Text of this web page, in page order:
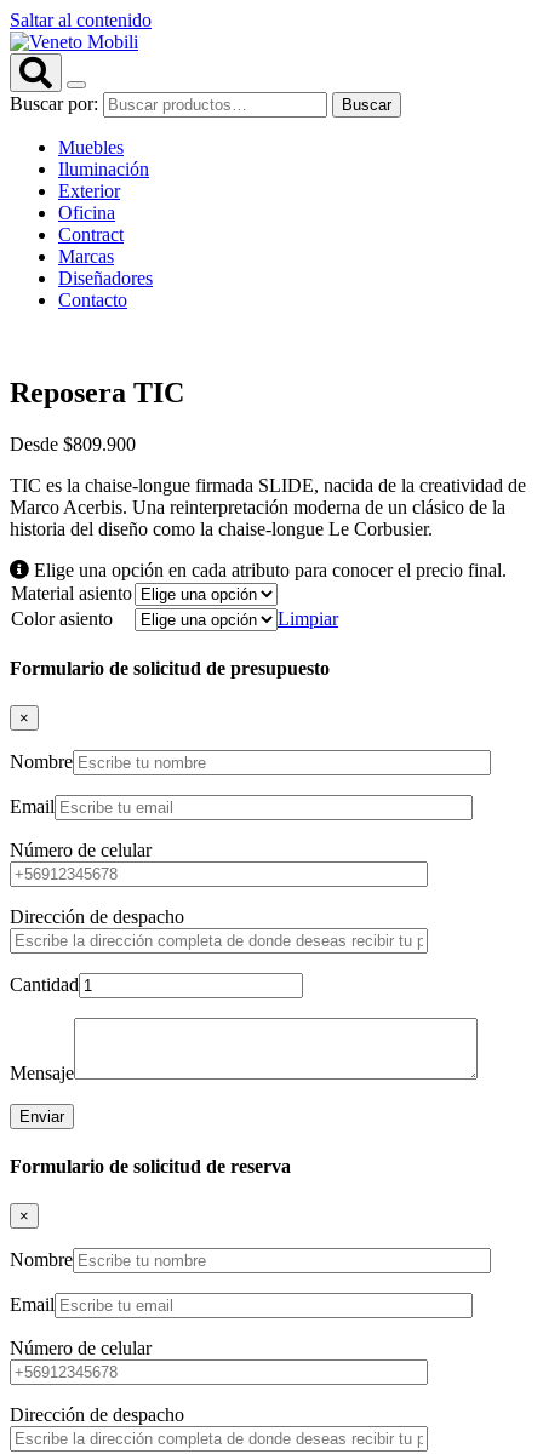
Saltar al contenido
Buscar por: Buscar
Muebles
Iluminación
Exterior
Oficina
Contract
Marcas
Diseñadores
Contacto
Reposera TIC
Desde $809.900
TIC es la chaise-longue firmada SLIDE, nacida de la creatividad de
Marco Acerbis. Una reinterpretación moderna de un clásico de la
historia del diseño como la chaise-longue Le Corbusier.
Elige una opción en cada atributo para conocer el precio final.
Material asiento
Color asiento
Limpiar
Formulario de solicitud de presupuesto
×
Nombre
Email
Número de celular
Dirección de despacho
Cantidad
Mensaje
Formulario de solicitud de reserva
×
Nombre
Email
Número de celular
Dirección de despacho